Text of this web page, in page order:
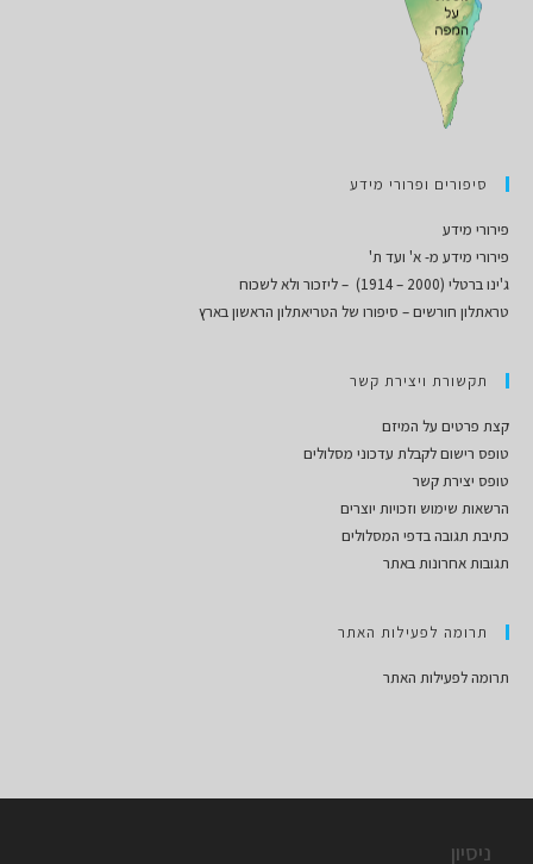
סיפורים ופרורי מידע
פירורי מידע
פירורי מידע מ- א' ועד ת'
ג'ינו ברטלי (2000 – 1914) – ליזכור ולא לשכוח
טראתלון חורשים – סיפורו של הטריאתלון הראשון בארץ
תקשורת ויצירת קשר
קצת פרטים על המיזם
טופס רישום לקבלת עדכוני מסלולים
טופס יצירת קשר
הרשאות שימוש וזכויות יוצרים
כתיבת תגובה בדפי המסלולים
תגובות אחרונות באתר
תרומה לפעילות האתר
תרומה לפעילות האתר
ניסיון